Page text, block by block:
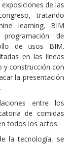
de las
tratando
learning, BIM
de
de usos BIM.
en las líneas
y construcción con
la presentación
entre los
de comidas
todos los actos.
la tecnología, se